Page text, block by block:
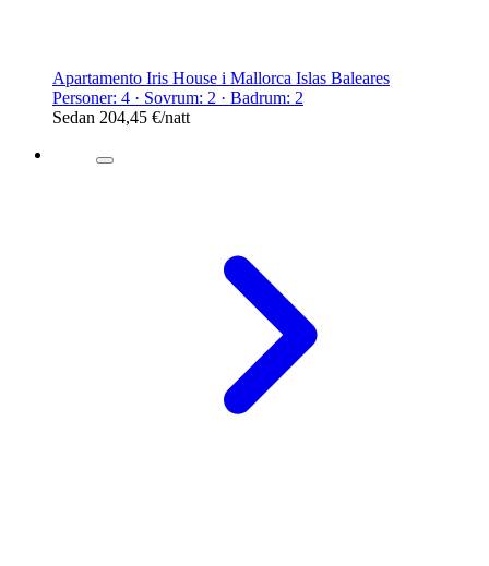
Apartamento Iris House i Mallorca Islas Baleares
Personer: 4 · Sovrum: 2 · Badrum: 2
Sedan 204,45 €/natt